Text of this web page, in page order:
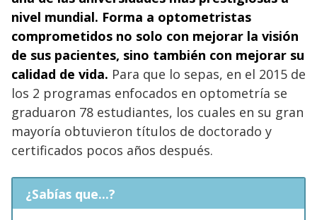
nivel mundial. Forma a optometristas
comprometidos no solo con mejorar la visión
de sus pacientes, sino también con mejorar su
calidad de vida. Para que lo sepas, en el 2015 de
los 2 programas enfocados en optometría se
graduaron 78 estudiantes, los cuales en su gran
mayoría obtuvieron títulos de doctorado y
certificados pocos años después.
¿Sabías que...?